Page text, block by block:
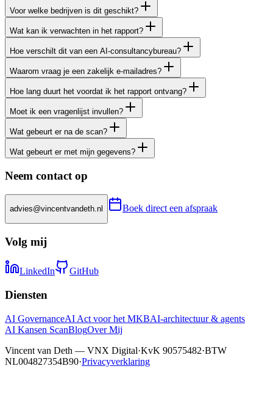
Voor welke bedrijven is dit geschikt?
Wat kan ik verwachten in het rapport?
Hoe verschilt dit van een AI-consultancybureau?
Waarom vraag je een zakelijk e-mailadres?
Hoe lang duurt het voordat ik het rapport ontvang?
Moet ik een vragenlijst invullen?
Wat gebeurt er na de scan?
Wat gebeurt er met mijn gegevens?
Neem contact op
advies@vincentvandeth.nl Boek direct een afspraak
Volg mij
LinkedIn GitHub
Diensten
AI GovernanceAI Act voor het MKBAI-architectuur & agents
AI Kansen ScanBlogOver Mij
Vincent van Deth — VNX Digital·KvK 90575482·BTW
NL004827354B90·Privacyverklaring